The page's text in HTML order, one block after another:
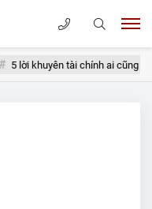
lời khuyên tài chính ai cũng